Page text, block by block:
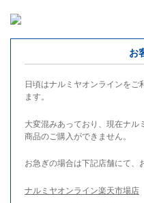
お
日頃はナルミヤオンラインを
ます。
大変混みあっており、現在ナル
商品のご購入ができません。
お急ぎの場合は下記店舗にて、
ナルミヤオンライン楽天市場店